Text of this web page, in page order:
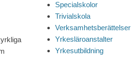
Specialskolor
Trivialskola
Verksamhetsberättelser
Yrkesläroanstalter
Yrkesutbildning